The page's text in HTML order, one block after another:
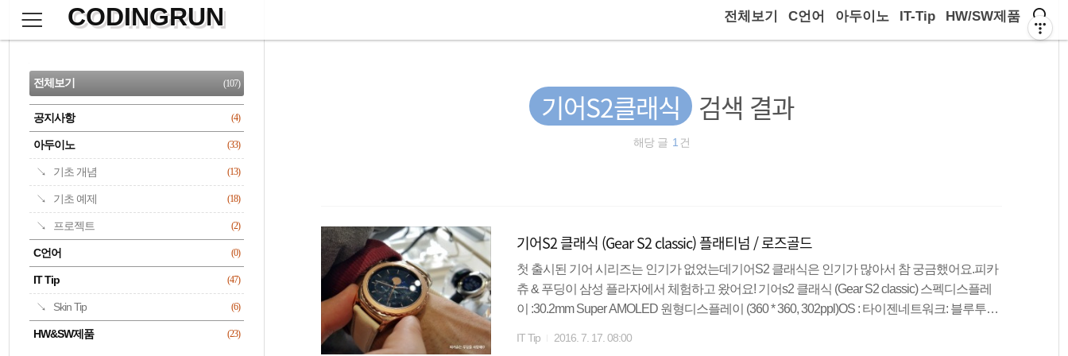
으
CODINGRUN 전체보기 C언어 아두이노 IT-Tip HW/SW제품
기어S2클래식 검색 결과
해당 글 1 건
기어S2 클래식 (Gear S2 classic) 플래티넘 / 로즈골드
첫 출시된 기어 시리즈는 인기가 없었는데기어S2 클래식은 인기가 많아서 참 궁금했어요.피카
츄 & 푸딩이 삼성 플라자에서 체험하고 왔어요! 기어s2 클래식 (Gear S2 classic) 스펙디스플레
이 :30.2mm Super AMOLED 원형디스플레이 (360 * 360, 302ppl)OS : 타이젠네트워크: 블루투스
티넘 / 로즈골드 // 사진 출저 : 삼성전자 기어s2 클래식 (Gear S2 classic) 플래티넘 / 로즈골드 // 사
IT Tip 2016. 7. 17. 08:00
CATEGORY
전체보기 (107)
공지사항 (4)
아두이노 (33)
기초 개념 (13)
기초 예제 (18)
프로젝트 (2)
C언어 (0)
IT Tip (47)
Skin Tip (6)
HW&SW제품 (23)
검